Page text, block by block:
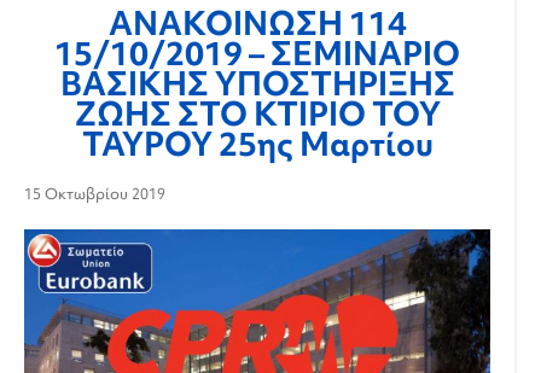
ΑΝΑΚΟΙΝΩΣΗ 114
15/10/2019 – ΣΕΜΙΝΑΡΙΟ
ΒΑΣΙΚΗΣ ΥΠΟΣΤΗΡΙΞΗΣ
ΖΩΗΣ ΣΤΟ ΚΤΙΡΙΟ ΤΟΥ
ΤΑΥΡΟΥ 25ης Μαρτίου
15 Οκτωβρίου 2019